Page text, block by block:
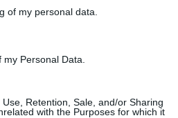
of my personal data.
Personal Data.
Retention, Sale, and/or Sharing
with the Purposes for which it